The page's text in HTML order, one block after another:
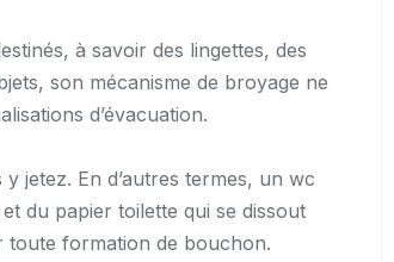
à savoir des lingettes, des
son mécanisme de broyage ne
d’évacuation.
jetez. En d’autres termes, un wc
du papier toilette qui se dissout
toute formation de bouchon.